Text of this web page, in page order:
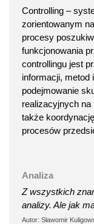
Controlling –
zorientowanym
procesy
funkcjonowania
controllingu jest
informacji, metod
podejmowanie
realizacyjnych
także
procesów
Analiza
Z wszystkich
analizy. Ale jak
Autor: Sławomir